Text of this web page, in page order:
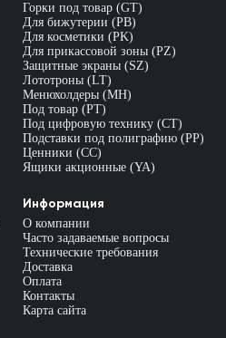
Горки под товар (GT)
Для бижутерии (PB)
Для косметики (PK)
Для прикассовой зоны (PZ)
Защитные экраны (SZ)
Лототроны (LT)
Менюхолдеры (MH)
Под товар (PT)
Под цифровую технику (CT)
Подставки под полиграфию (PP)
Ценники (СС)
Ящики акционные (YA)
Информация
О компании
Часто задаваемые вопросы
Технические требования
Доставка
Оплата
Контакты
Карта сайта